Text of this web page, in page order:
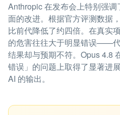
Anthropic 在发布会上特别强
面的改进。根据官方评测数据
比前代降低了约四倍。在真实
的危害往往大于明显错误——
结果却与预期不符。Opus 4.8
错误」的问题上取得了显著进
AI 的输出。